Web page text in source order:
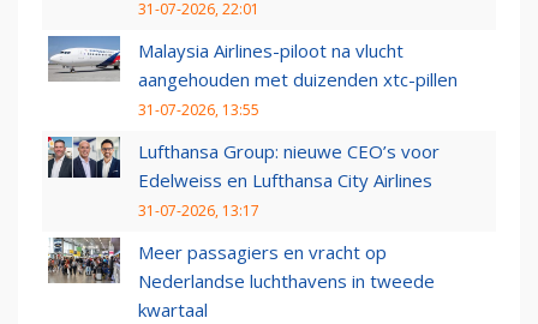
31-07-2026, 22:01
Malaysia Airlines-piloot na vlucht
aangehouden met duizenden xtc-pillen
31-07-2026, 13:55
Lufthansa Group: nieuwe CEO’s voor
Edelweiss en Lufthansa City Airlines
31-07-2026, 13:17
Meer passagiers en vracht op
Nederlandse luchthavens in tweede
kwartaal